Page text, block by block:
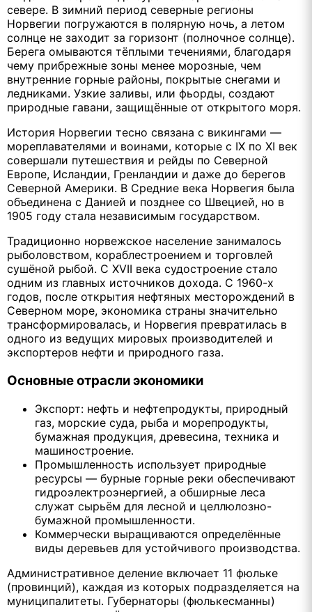
севере. В зимний период северные регионы
Норвегии погружаются в полярную ночь, а летом
солнце не заходит за горизонт (полночное солнце).
Берега омываются тёплыми течениями, благодаря
чему прибрежные зоны менее морозные, чем
внутренние горные районы, покрытые снегами и
ледниками. Узкие заливы, или фьорды, создают
природные гавани, защищённые от открытого моря.
История Норвегии тесно связана с викингами —
мореплавателями и воинами, которые с IX по XI век
совершали путешествия и рейды по Северной
Европе, Исландии, Гренландии и даже до берегов
Северной Америки. В Средние века Норвегия была
объединена с Данией и позднее со Швецией, но в
1905 году стала независимым государством.
Традиционно норвежское население занималось
рыболовством, кораблестроением и торговлей
сушёной рыбой. С XVII века судостроение стало
одним из главных источников дохода. С 1960-х
годов, после открытия нефтяных месторождений в
Северном море, экономика страны значительно
трансформировалась, и Норвегия превратилась в
одного из ведущих мировых производителей и
экспортеров нефти и природного газа.
Основные отрасли экономики
Экспорт: нефть и нефтепродукты, природный
газ, морские суда, рыба и морепродукты,
бумажная продукция, древесина, техника и
машиностроение.
Промышленность использует природные
ресурсы — бурные горные реки обеспечивают
гидроэлектроэнергией, а обширные леса
служат сырьём для лесной и целлюлозно-
бумажной промышленности.
Коммерчески выращиваются определённые
виды деревьев для устойчивого производства.
Административное деление включает 11 фюльке
(провинций), каждая из которых подразделяется на
муниципалитеты. Губернаторы (фюлькесманны)